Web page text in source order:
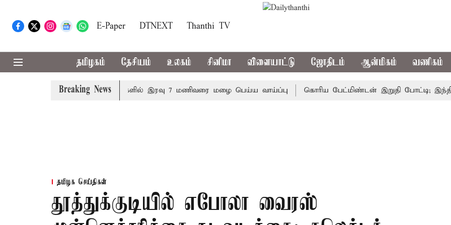
E-Paper DTNEXT Thanthi TV
தமிழகம் தேசியம் உலகம் சினிமா விளையாட்டு ஜோதிடம் ஆன்மிகம் வணிகம்
Breaking News
23 மாவட்டங்களில் இரவு 7 மணிவரை மழை பெய்ய வாய்ப்பு கொரிய பேட்மிண்டன் இறுதி போட்டி; இந்திய
தமிழக செய்திகள்
தூத்துக்குடியில் எபோலா வைரஸ்